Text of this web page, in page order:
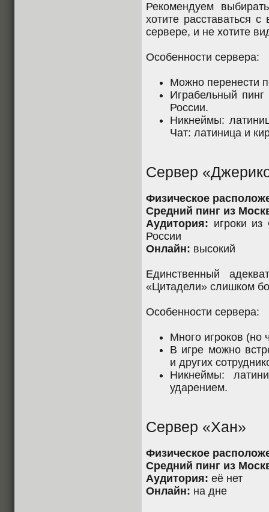
Рекомендуем
хотите расставаться
сервере, и не хотите
Особенности сервера:
Можно перенести
Играбельный
России.
Никнеймы:
Чат: латиница и
Сервер
Физическое
Средний пинг из
Аудитория: игроки
России
Онлайн: высокий
Единственный
«Цитадели» слишком
Особенности сервера:
Много игроков (но
В игре можно
и других
Никнеймы:
ударением.
Сервер «Хан»
Физическое
Средний пинг из
Аудитория: её нет
Онлайн: на дне